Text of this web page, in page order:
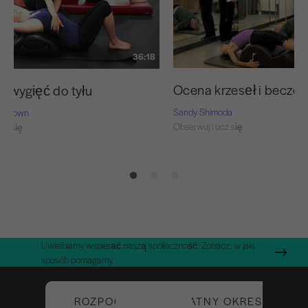
36:18
wygięć do tyłu
Brown
się
Ocena krzeseł i beczek
Sandy Shimoda
Obserwuj i ucz się
Uwielbiamy wspierać naszą społeczność. Zobacz, w jaki
sposób pomagamy.
ROZPOCZNIJ BEZPŁATNY OKRES